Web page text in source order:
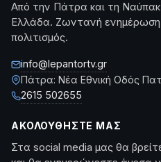
Από την Πάτρα και τη
Ελλάδα. Ζωντανή ενημέρωση
πολιτισμός.
info@lepantortv.gr
Πάτρα: Νέα Εθνική Οδός
2615 502655
ΑΚΟΛΟΥΘΉΣΤΕ ΜΑΣ
Στα social media μας θα